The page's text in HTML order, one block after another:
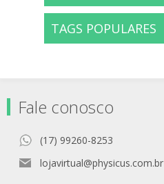
TAGS POPULARES
Fale conosco
(17) 99260-8253
lojavirtual@physicus.com.br